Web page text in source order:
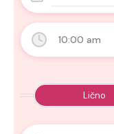
10:00 am
Lično